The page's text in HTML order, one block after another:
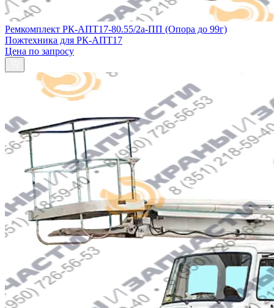
Ремкомплект РК-АПТ17-80.55/2а-ПП (Опора до 99г)
Пожтехника для РК-АПТ17
Цена по запросу